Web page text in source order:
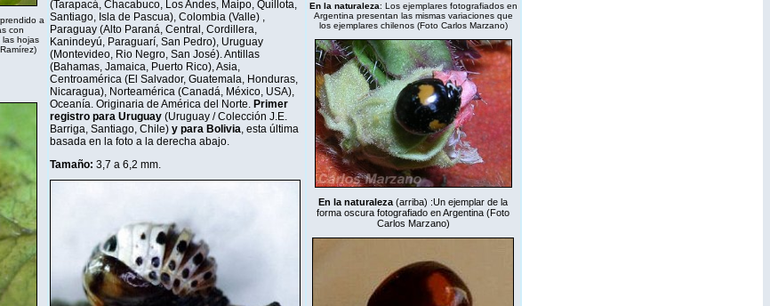
a
con
las hojas
(Tarapacá, Chacabuco, Los Andes, Maipo, Quillota,
Santiago, Isla de Pascua), Colombia (Valle) ,
Paraguay (Alto Paraná, Central, Cordillera,
Kanindeyú, Paraguarí, San Pedro), Uruguay
(Montevideo, Rio Negro, San José). Antillas
(Bahamas, Jamaica, Puerto Rico), Asia,
Centroamérica (El Salvador, Guatemala, Honduras,
Nicaragua), Norteamérica (Canadá, México, USA),
Oceanía. Originaria de América del Norte. Primer
registro para Uruguay(Uruguay / Colección J.E.
Barriga, Santiago, Chile) y para Bolivia, esta última
basada en la foto a la derecha abajo.
Tamaño: 3,7 a 6,2 mm.
En la naturaleza: Los ejemplares fotografiados en
Argentina presentan las mismas variaciones que
los ejemplares chilenos (Foto Carlos Marzano)
En la naturaleza (arriba) :Un ejemplar de la
forma oscura fotografiado en Argentina (Foto
Carlos Marzano)